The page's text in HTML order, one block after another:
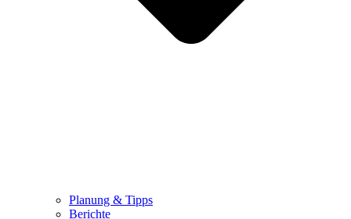
Planung & Tipps
Berichte